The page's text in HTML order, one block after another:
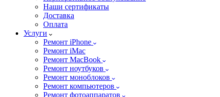
Наши сертификаты
Доставка
Оплата
Услуги
Ремонт iPhone
Ремонт iMac
Ремонт MacBook
Ремонт ноутбуков
Ремонт моноблоков
Ремонт компьютеров
Ремонт фотоаппаратов